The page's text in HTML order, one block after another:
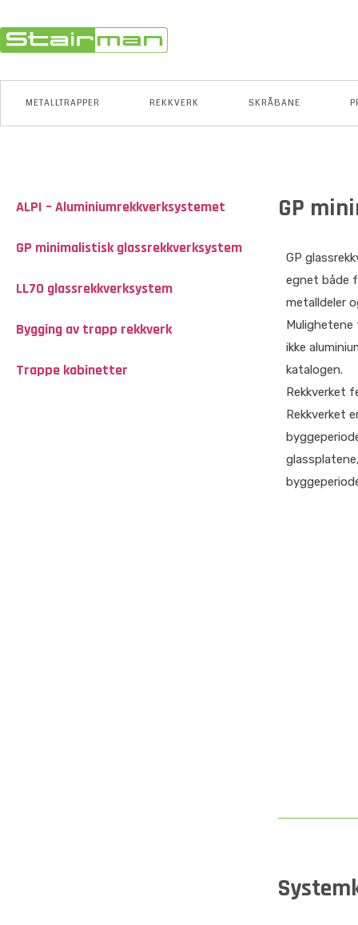
METALLTRAPPER REKKVERK SKRÅBANE
ALPI – Aluminiumrekkverksystemet
GP minimalistisk glassrekkverksystem
LL70 glassrekkverksystem
Bygging av trapp rekkverk
Trappe kabinetter
GP
GP
egnet både
metalldeler
Mulighetene
ikke
katalogen.
Rekkverket
Rekkverket